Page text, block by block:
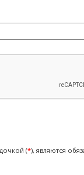
(*), являются